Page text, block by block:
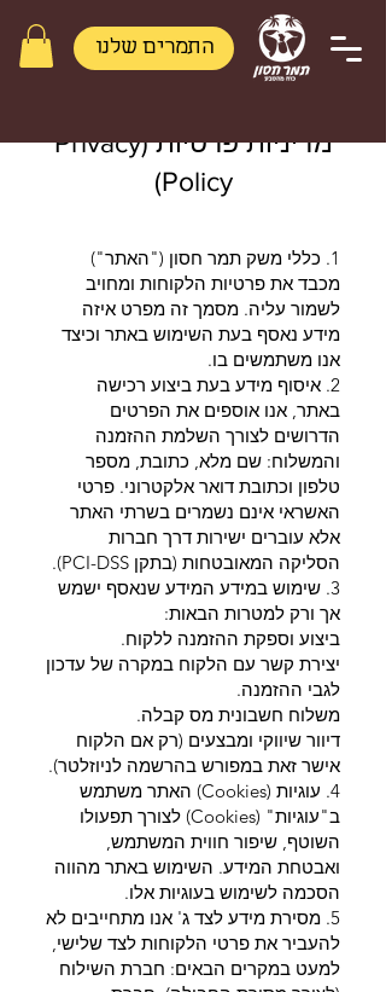
התמרים שלנו
מדיניות פרטיות (Privacy
Policy)
1. כללי משק תמר חסון ("האתר")
מכבד את פרטיות הלקוחות ומחויב
לשמור עליה. מסמך זה מפרט איזה
מידע נאסף בעת השימוש באתר וכיצד
אנו משתמשים בו.
2. איסוף מידע בעת ביצוע רכישה
באתר, אנו אוספים את הפרטים
הדרושים לצורך השלמת ההזמנה
והמשלוח: שם מלא, כתובת, מספר
טלפון וכתובת דואר אלקטרוני. פרטי
האשראי אינם נשמרים בשרתי האתר
אלא עוברים ישירות דרך חברות
הסליקה המאובטחות (בתקן PCI-DSS).
3. שימוש במידע המידע שנאסף ישמש
אך ורק למטרות הבאות:
ביצוע וספקת ההזמנה ללקוח.
יצירת קשר עם הלקוח במקרה של עדכון
לגבי ההזמנה.
משלוח חשבונית מס קבלה.
דיוור שיווקי ומבצעים (רק אם הלקוח
אישר זאת במפורש בהרשמה לניוזלטר).
4. עוגיות (Cookies) האתר משתמש
ב"עוגיות" (Cookies) לצורך תפעולו
השוטף, שיפור חווית המשתמש,
ואבטחת המידע. השימוש באתר מהווה
הסכמה לשימוש בעוגיות אלו.
5. מסירת מידע לצד ג' אנו מתחייבים לא
להעביר את פרטי הלקוחות לצד שלישי,
למעט במקרים הבאים: חברת השילוח